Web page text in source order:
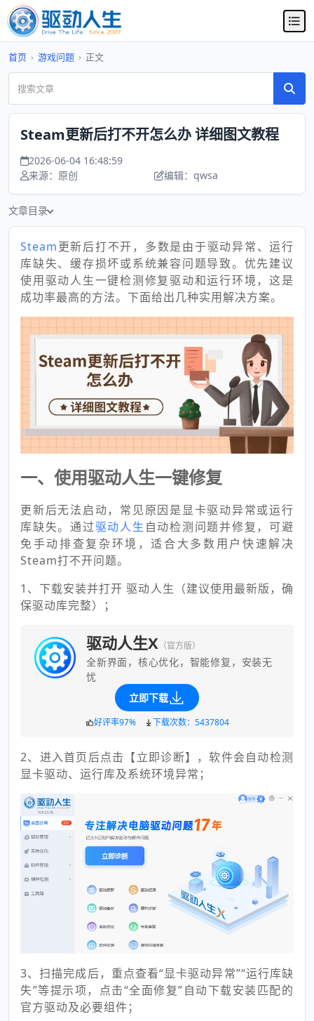
首页 › 游戏问题 › 正文
Steam更新后打不开怎么办 详细图文教程
2026-06-04 16:48:59
来源：原创
编辑：qwsa
文章目录
Steam更新后打不开，多数是由于驱动异常、运行
库缺失、缓存损坏或系统兼容问题导致。优先建议
使用驱动人生一键检测修复驱动和运行环境，这是
成功率最高的方法。下面给出几种实用解决方案。
一、使用驱动人生一键修复
更新后无法启动，常见原因是显卡驱动异常或运行
库缺失。通过驱动人生 自动检测问题并修复，可避
免手动排查复杂环境，适合大多数用户快速解决
Steam打不开问题。
1、下载安装并打开 驱动人生（建议使用最新版，确
保驱动库完整）；
驱动人生X （官方版）
全新界面，核心优化，智能修复，安装无
忧
立即下载
好评率97% 下载次数：5437804
2、进入首页后点击【立即诊断】，软件会自动检测
显卡驱动、运行库及系统环境异常；
3、扫描完成后，重点查看“显卡驱动异常”“运行库缺
失”等提示项，点击“全面修复”自动下载安装匹配的
官方驱动及必要组件；